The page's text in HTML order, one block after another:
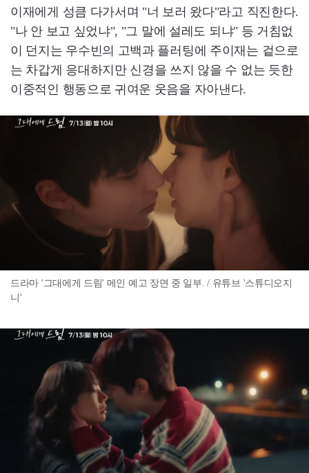
이재에게 성큼 다가서며 "너 보러 왔다"라고 직진한다.
"나 안 보고 싶었냐", "그 말에 설레도 되냐" 등 거침없
이 던지는 우수빈의 고백과 플러팅에 주이재는 겉으로
는 차갑게 응대하지만 신경을 쓰지 않을 수 없는 듯한
이중적인 행동으로 귀여운 웃음을 자아낸다.
드라마 '그대에게 드림' 메인 예고 장면 중 일부. / 유튜브 '스튜디오지
니'